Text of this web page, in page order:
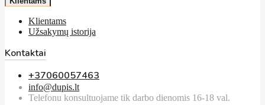
Klientams
Užsakymų istorija
Kontaktai
+37060057463
info@dupis.lt
Telefonu konsultuojame tik darbo dienomis 16-18 val.